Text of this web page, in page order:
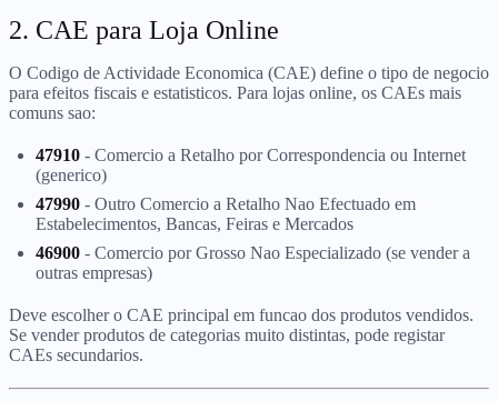
2. CAE para Loja Online
O Codigo de Actividade Economica (CAE) define o tipo de negocio
para efeitos fiscais e estatisticos. Para lojas online, os CAEs mais
comuns sao:
47910 - Comercio a Retalho por Correspondencia ou Internet
(generico)
47990 - Outro Comercio a Retalho Nao Efectuado em
Estabelecimentos, Bancas, Feiras e Mercados
46900 - Comercio por Grosso Nao Especializado (se vender a
outras empresas)
Deve escolher o CAE principal em funcao dos produtos vendidos.
Se vender produtos de categorias muito distintas, pode registar
CAEs secundarios.